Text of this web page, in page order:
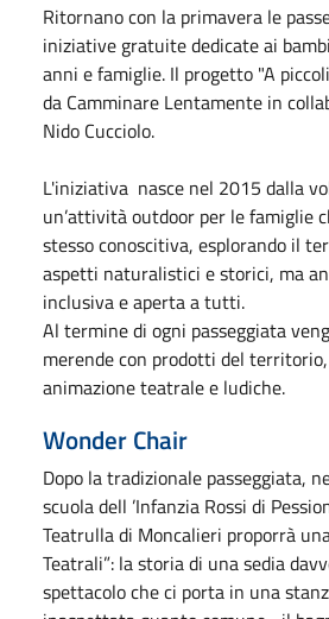
Ritornano con la primavera le
iniziative gratuite dedicate ai
anni e famiglie. Il progetto "A
da Camminare Lentamente in
Nido Cucciolo.
L'iniziativa nasce nel 2015 dalla
un’attività outdoor per le famiglie
stesso conoscitiva, esplorando il
aspetti naturalistici e storici, ma
inclusiva e aperta a tutti.
Al termine di ogni passeggiata
merende con prodotti del
animazione teatrale e ludiche.
Wonder Chair
Dopo la tradizionale passeggiata,
scuola dell ’Infanzia Rossi di
Teatrulla di Moncalieri proporrà
Teatrali”: la storia di una sedia
spettacolo che ci porta in una